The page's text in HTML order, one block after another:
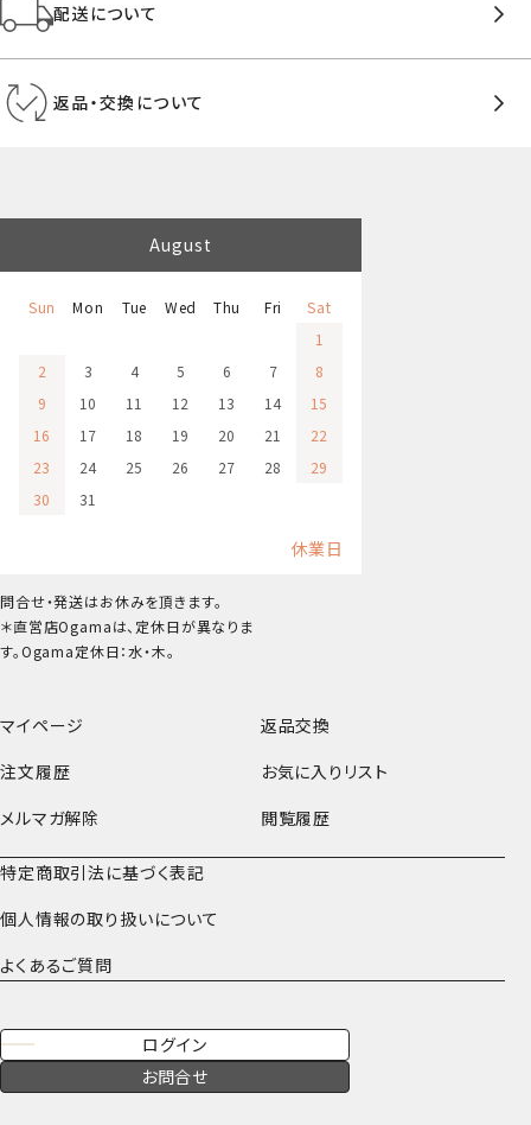
配送について
返品・交換について
マイページ
返品交換
注文履歴
お気に入りリスト
メルマガ解除
閲覧履歴
特定商取引法に基づく表記
個人情報の取り扱いについて
よくあるご質問
ログイン
お問合せ
August
Sun Mon Tue Wed Thu Fri
Sat
1
2
3 4 5 6 7
8
9
10 11 12 13 14
15
16
17 18 19 20 21
22
23
24 25 26 27 28
29
30
31
休業日
問合せ・発送はお休みを頂きます。
＊直営店Ogamaは、定休日が異なりま
す。Ogama定休日：水・木。